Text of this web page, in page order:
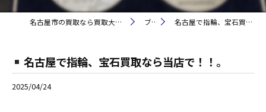
名古屋市の買取なら買取大吉 ミュープラット神宮前 ブログ 名古屋で指輪、宝石買取なら当店で！！。
名古屋で指輪、宝石買取なら当店で！！。
2025/04/24